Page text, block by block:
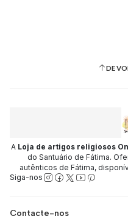
DE
A Loja de artigos religiosos
do Santuário de Fátima.
autênticos de Fátima,
Siga-nos
Contacte-nos